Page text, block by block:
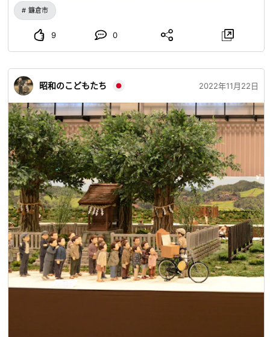
echizen.jp
水...... 即使您小心使用它們，它們也會碎裂或損壞的東西，以
及製作Kintsugi時要修復的東西，都離您很近。 在每月的課
程中，您可以學習如何為kintsugi製作有用的工具，因此它非
常有用且有趣。 在對過去人們的想法（例如混合漆和麵粉以
粘合應用部件）印象深刻的同時，我想到了古代日本人民珍惜
事物的溫暖心。 老師告訴我，如果我這樣做，就會發生這種
情況，但我想走這麼遠，所以我有點急於研究它，結果證明這
是一件確定的事情，所以我反思了一下。 冷靜 要有禮貌 在享
受修復過程的同時 在珍惜日本人心的同時，侘寂
鐮倉市
9 0
昭和のこどもたち 2022年11月22日